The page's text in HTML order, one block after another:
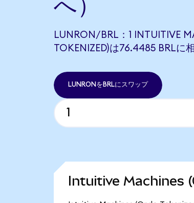
LUNRON/BRL：1 INTUITIVE
TOKENIZED)は76.4485 BRLに
LUNRONをBRLにスワップ
Intuitive Machines